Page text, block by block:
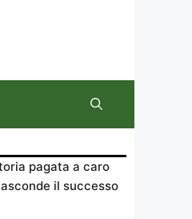
pagata a caro
il successo